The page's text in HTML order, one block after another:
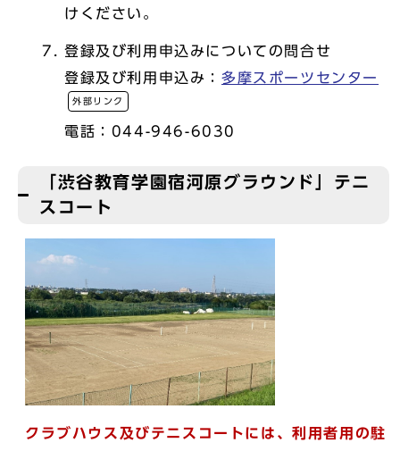
けください。
登録及び利用申込みについての問合せ
登録及び利用申込み： 多摩スポーツセンター
外部リンク
電話：044-946-6030
「渋谷教育学園宿河原グラウンド」テニ
スコート
クラブハウス及びテニスコートには、利用者用の駐